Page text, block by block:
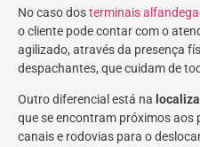
No caso dosterminais
o cliente pode contar com o
agilizado, através da presença
despachantes, que cuidam de
Outro diferencial está na
que se encontram próximos
canais e rodovias para o